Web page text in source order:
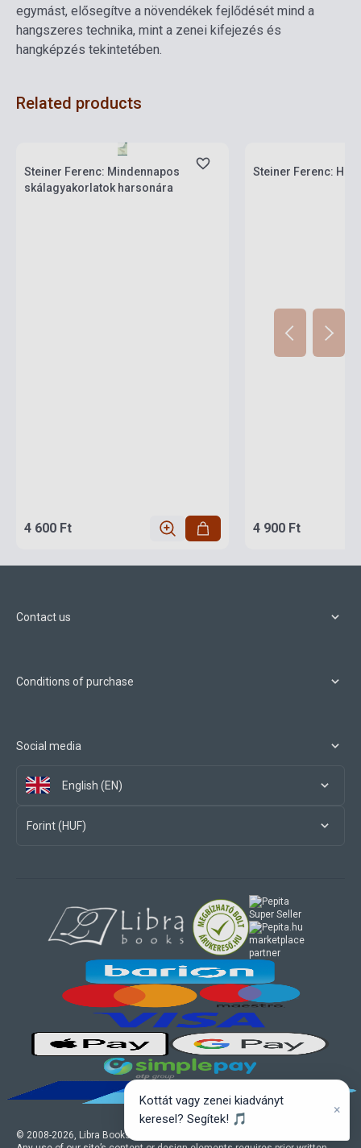
egymást, elősegítve a növendékek fejlődését mind a
hangszeres technika, mint a zenei kifejezés és
hangképzés tekintetében.
Related products
Steiner Ferenc: Mindennapos
skálagyakorlatok harsonára
4 600 Ft
Steiner Ferenc:
4 900 Ft
Contact us
Conditions of purchase
Social media
English (EN)
Forint (HUF)
© 2008-2026 , Libra Books Ltd. All rights reserved.
marketplace
partner
Kottát vagy zenei kiadványt
keresel? Segítek! 🎵
×